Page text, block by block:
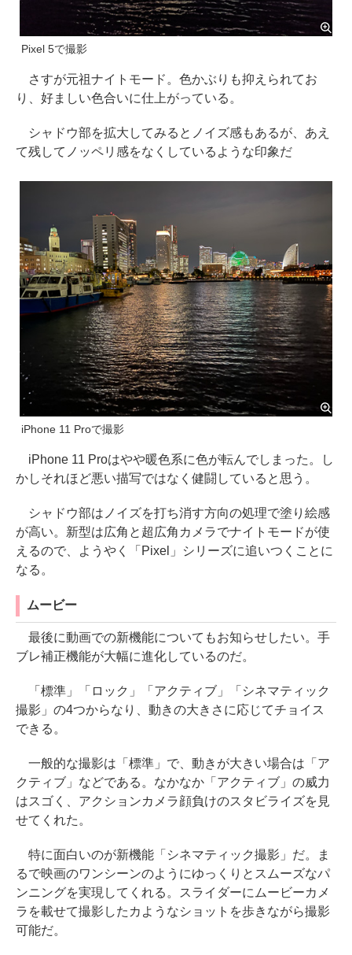
Pixel 5で撮影
さすが元祖ナイトモード。色かぶりも抑えられてお
り、好ましい色合いに仕上がっている。
シャドウ部を拡大してみるとノイズ感もあるが、あえ
て残してノッペリ感をなくしているような印象だ
iPhone 11 Proで撮影
iPhone 11 Proはやや暖色系に色が転んでしまった。し
かしそれほど悪い描写ではなく健闘していると思う。
シャドウ部はノイズを打ち消す方向の処理で塗り絵感
が高い。新型は広角と超広角カメラでナイトモードが使
えるので、ようやく「Pixel」シリーズに追いつくことに
なる。
ムービー
最後に動画での新機能についてもお知らせしたい。手
ブレ補正機能が大幅に進化しているのだ。
「標準」「ロック」「アクティブ」「シネマティック
撮影」の4つからなり、動きの大きさに応じてチョイス
できる。
一般的な撮影は「標準」で、動きが大きい場合は「ア
クティブ」などである。なかなか「アクティブ」の威力
はスゴく、アクションカメラ顔負けのスタビライズを見
せてくれた。
特に面白いのが新機能「シネマティック撮影」だ。ま
るで映画のワンシーンのようにゆっくりとスムーズなパ
ンニングを実現してくれる。スライダーにムービーカメ
ラを載せて撮影したカようなショットを歩きながら撮影
可能だ。